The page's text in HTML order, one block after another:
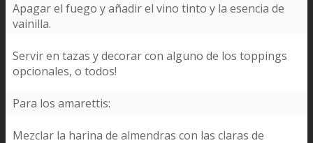
Apagar el fuego y añadir el vino tinto y la esencia de
vainilla.
Servir en tazas y decorar con alguno de los toppings
opcionales, o todos!
Para los amarettis:
Mezclar la harina de almendras con las claras de